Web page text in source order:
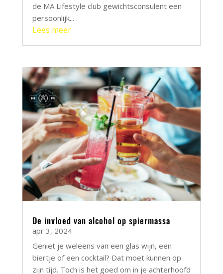
de MA Lifestyle club gewichtsconsulent een
persoonlijk...
Lees meer
De invloed van alcohol op spiermassa
apr 3, 2024
Geniet je weleens van een glas wijn, een
biertje of een cocktail? Dat moet kunnen op
zijn tijd. Toch is het goed om in je achterhoofd